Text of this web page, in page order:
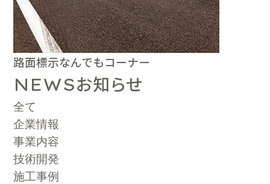
路面標示なんでもコーナー
NEWSお知らせ
全て
企業情報
事業内容
技術開発
施工事例